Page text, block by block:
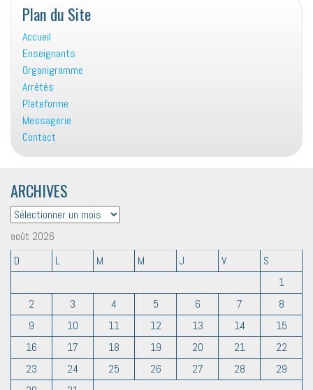
Plan du Site
Accueil
Enseignants
Organigramme
Arrêtés
Plateforme
Messagerie
Contact
ARCHIVES
ARCHIVES
août 2026
D
L M M J V
S
1
2
3 4 5 6 7
8
9
10 11 12 13 14
15
16
17 18 19 20 21
22
23
24 25 26 27 28
29